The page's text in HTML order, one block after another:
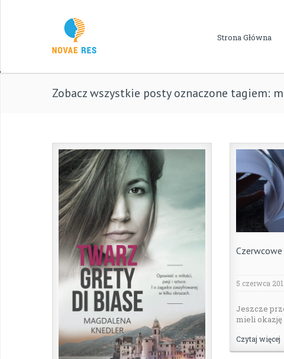
Strona Główna
Zobacz wszystkie posty oznaczone tagiem:
5 czerwca
Jeszcze
mieli okazję
Czytaj więcej